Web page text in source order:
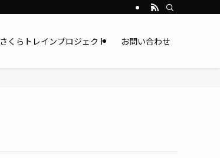
さくらトレインプロジェクト お問い合わせ